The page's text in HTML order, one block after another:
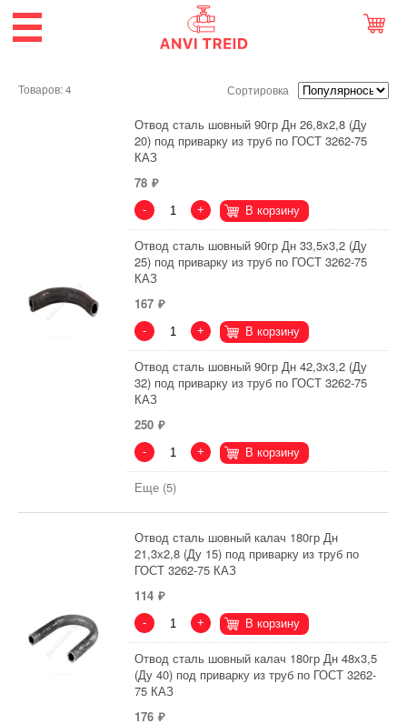
Товаров: 4 Сортировка
Отвод сталь шовный 90гр Дн 26,8х2,8 (Ду
20) под приварку из труб по ГОСТ 3262-75
КАЗ
78
- + В корзину
Отвод сталь шовный 90гр Дн 33,5х3,2 (Ду
25) под приварку из труб по ГОСТ 3262-75
КАЗ
167
- + В корзину
Отвод сталь шовный 90гр Дн 42,3х3,2 (Ду
32) под приварку из труб по ГОСТ 3262-75
КАЗ
250
- + В корзину
Еще (5)
Отвод сталь шовный калач 180гр Дн
21,3х2,8 (Ду 15) под приварку из труб по
ГОСТ 3262-75 КАЗ
114
- + В корзину
Отвод сталь шовный калач 180гр Дн 48х3,5
(Ду 40) под приварку из труб по ГОСТ 3262-
75 КАЗ
176